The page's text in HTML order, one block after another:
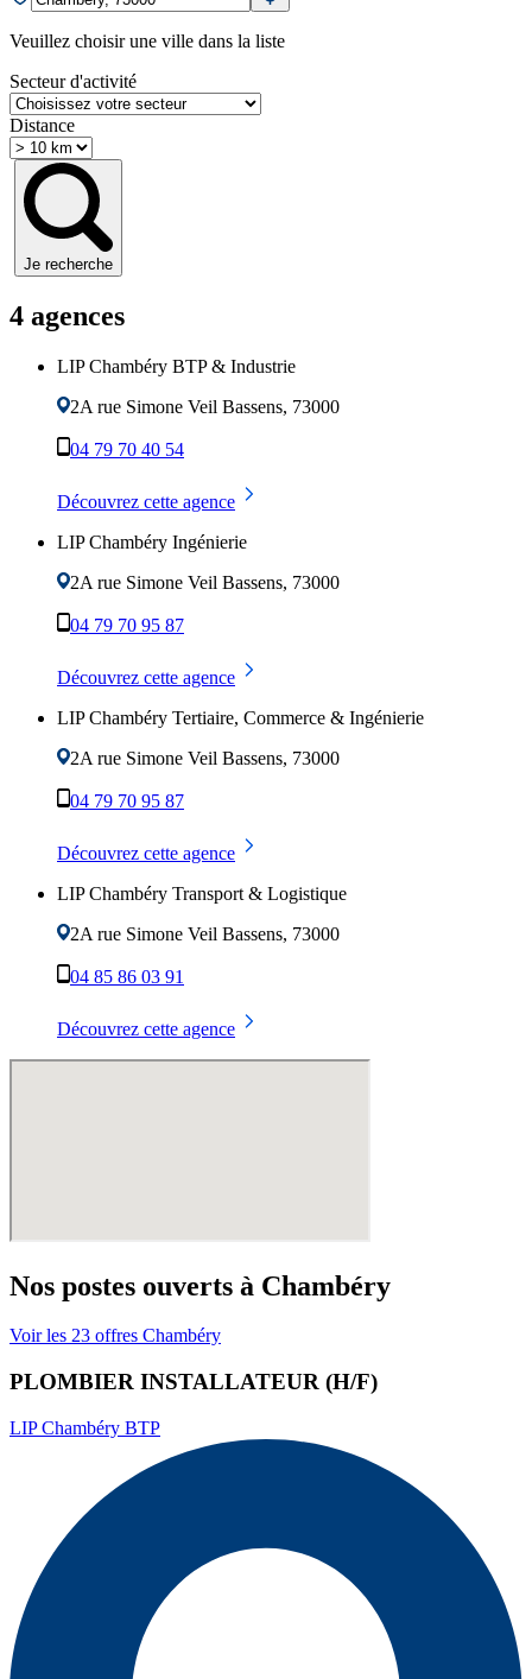
Veuillez choisir une ville dans la liste
Secteur d'activité
Distance
Je recherche
4 agences
LIP Chambéry BTP & Industrie
2A rue Simone Veil Bassens, 73000
04 79 70 40 54
Découvrez cette agence
LIP Chambéry Ingénierie
2A rue Simone Veil Bassens, 73000
04 79 70 95 87
Découvrez cette agence
LIP Chambéry Tertiaire, Commerce & Ingénierie
2A rue Simone Veil Bassens, 73000
04 79 70 95 87
Découvrez cette agence
LIP Chambéry Transport & Logistique
2A rue Simone Veil Bassens, 73000
04 85 86 03 91
Découvrez cette agence
Nos postes ouverts à Chambéry
Voir les 23 offres Chambéry
PLOMBIER INSTALLATEUR (H/F)
LIP Chambéry BTP